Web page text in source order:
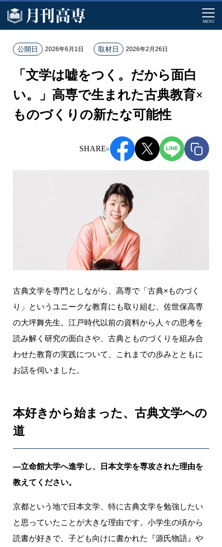
MENU
ホ
事
一
面
白
い
高
専
ま
た
古
典
育
も
の
づ
「文学は嘘をつく。だから面白
い。」高専で生まれた古典教育×
ものづくりの新たな可能性
SHARE
公開日 2026年6月1日 取材日 2026年2月26日
古典文学を専門としながら、高専で「古典×ものづく
り」というユニークな教育にも取り組む、佐世保高専
の大坪舞先生。江戸時代以前の資料から人々の思考を
読み解く研究の面白さや、古典とものづくりを組み合
わせた教育の実践について、これまでの歩みとともに
お話を伺いました。
本好きから始まった、古典文学への
道
―立命館大学へ進学し、日本文学を専攻された理由を
教えてください。
京都という地で日本文学、特に古典文学を勉強したい
と思っていたことが大きな理由です。小学生の頃から
読書が好きで、子ども向けに書かれた『源氏物語』や